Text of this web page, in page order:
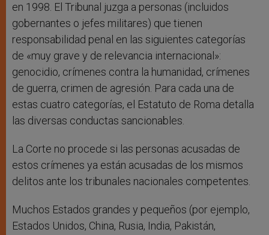
en 1998. El Tribunal juzga a personas (incluidos
gobernantes o jefes militares) que tienen
responsabilidad penal en las siguientes categorías
de «muy grave y de relevancia internacional»:
genocidio, crímenes contra la humanidad, crímenes
de guerra, crimen de agresión. Para cada una de
estas cuatro categorías, el Estatuto de Roma detalla
las diversas conductas sancionables.
La Corte no procede si las personas acusadas de
estos crímenes ya están acusadas de los mismos
delitos ante los tribunales nacionales competentes.
Muchos Estados grandes y pequeños (por ejemplo,
Estados Unidos, China, Rusia, India, Pakistán,